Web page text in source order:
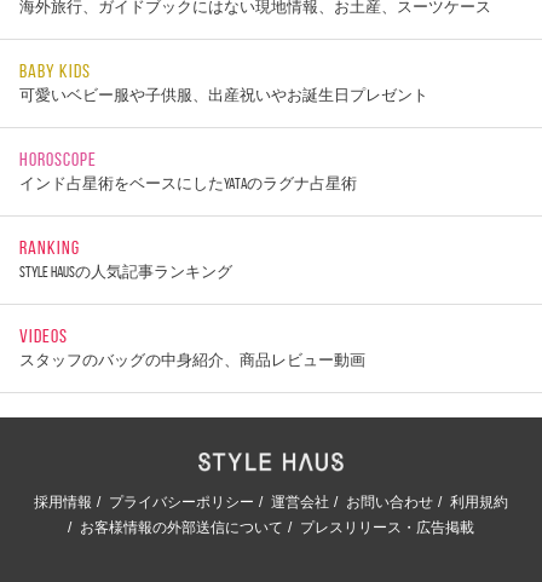
海外旅行、ガイドブックにはない現地情報、お土産、スーツケース
BABY KIDS
可愛いベビー服や子供服、出産祝いやお誕生日プレゼント
HOROSCOPE
インド占星術をベースにしたYATAのラグナ占星術
RANKING
STYLE HAUSの人気記事ランキング
VIDEOS
スタッフのバッグの中身紹介、商品レビュー動画
採用情報 プライバシーポリシー 運営会社 お問い合わせ
利用規約
お客様情報の外部送信について
プレスリリース・広告掲載